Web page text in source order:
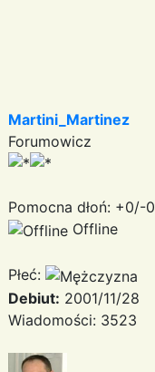
Martini_Martinez
Forumowicz
Pomocna dłoń: +0/-0
Offline
Płeć:
Debiut: 2001/11/28
Wiadomości: 3523